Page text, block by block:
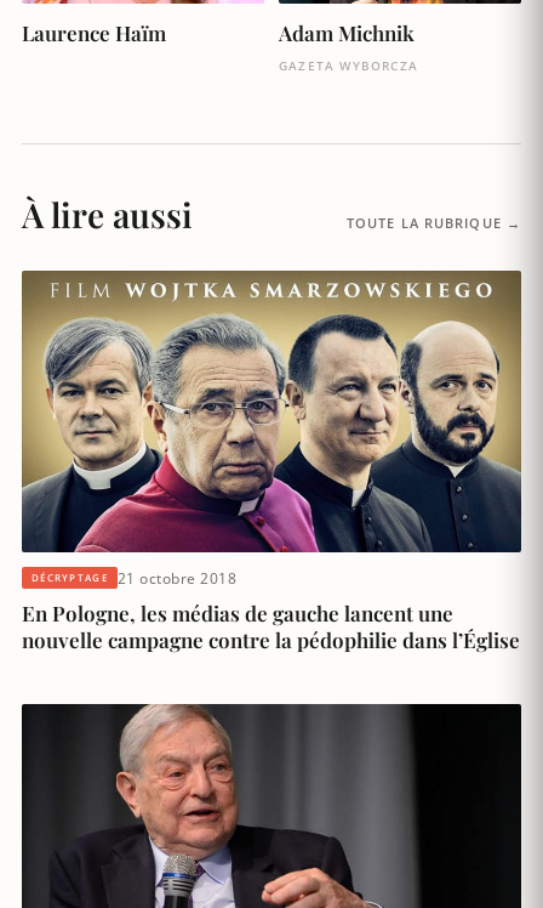
Laurence Haïm Adam Michnik
GAZETA WYBORCZA
À lire aussi TOUTE LA RUBRIQUE →
DÉCRYPTAGE 21 octobre 2018
En Pologne, les médias de gauche lancent une
nouvelle campagne contre la pédophilie dans l’Église